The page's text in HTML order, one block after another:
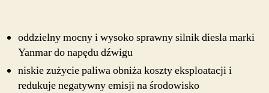
oddzielny mocny i wysoko sprawny silnik diesla marki
Yanmar do napędu dźwigu
niskie zużycie paliwa obniża koszty eksploatacji i
redukuje negatywny emisji na środowisko